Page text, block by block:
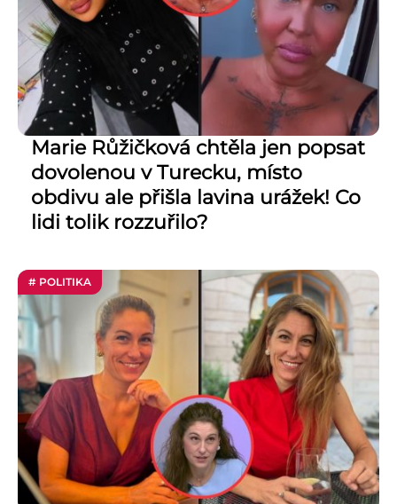
Marie Růžičková chtěla jen popsat
dovolenou v Turecku, místo
obdivu ale přišla lavina urážek! Co
lidi tolik rozzuřilo?
# POLITIKA